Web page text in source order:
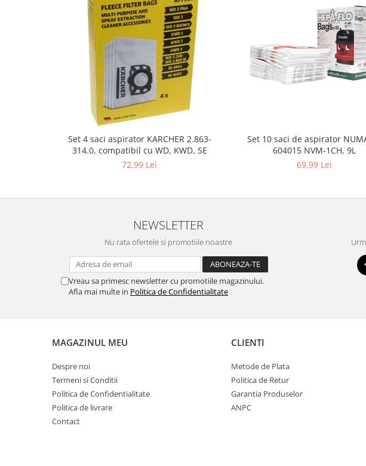
Accesorii aparate de ras electrice
Accesorii aparate hair styling
Aparate & Accesorii ingrijire
Articole Sanatate si Wellness
Consumabile sanitare
Cosmetice si produse ingrijire
Jucarii, Copii & Bebe
Accesorii animale de companie
Igiena animale de companie
PC, Periferice & Software
Componente PC
Desktop PC & Monitoare
Imprimante, Scanere &
Set 4 saci aspirator KARCHER 2.863-
314.0, compatibil cu WD, KWD, SE
72,99 Lei
Set 10 saci de aspirator
604015 NVM-1CH, 9L
69,99 Lei
NEWSLETTER
Nu rata ofertele si promotiile noastre
Vreau sa primesc newsletter cu promotiile magazinului.
Afla mai multe in Politica de Confidentialitate
MAGAZINUL MEU
Despre noi
Termeni si Conditii
Politica de Confidentialitate
Politica de livrare
Contact
CLIENTI
Metode de Plata
Politica de Retur
Garantia Produselor
ANPC